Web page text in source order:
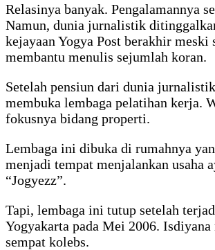
Relasinya banyak. Pengalamannya
Namun, dunia jurnalistik
kejayaan Yogya Post berakhir meski
membantu menulis sejumlah koran.
Setelah pensiun dari dunia
membuka lembaga pelatihan kerja.
fokusnya bidang properti.
Lembaga ini dibuka di rumahnya
menjadi tempat menjalankan usaha
“Jogyezz”.
Tapi, lembaga ini tutup setelah
Yogyakarta pada Mei 2006. Isdiyana
sempat kolebs.